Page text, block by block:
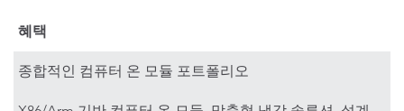
혜택
종합적인 컴퓨터 온 모듈 포트폴리오